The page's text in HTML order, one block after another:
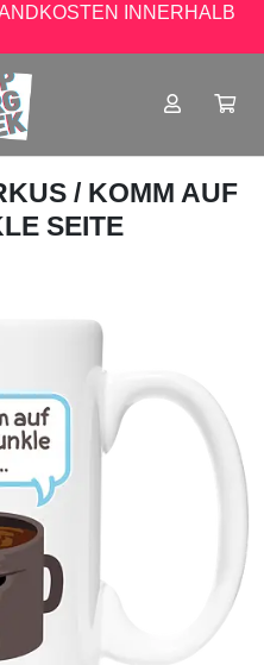
INNERHALB
/ KOMM AUF
SEITE